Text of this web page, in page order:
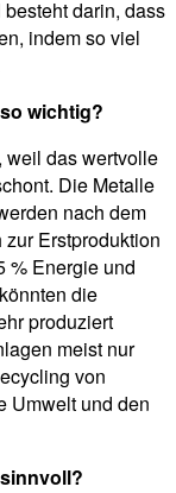
darin, dass
indem so viel
wichtig?
weil das wertvolle
Die Metalle
nach dem
Erstproduktion
% Energie und
die
produziert
meist nur
von
Umwelt und den